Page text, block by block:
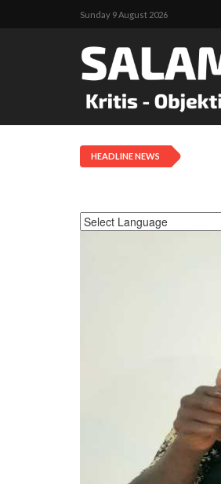
Sunday 9 August 2026
HEADLINE NEWS